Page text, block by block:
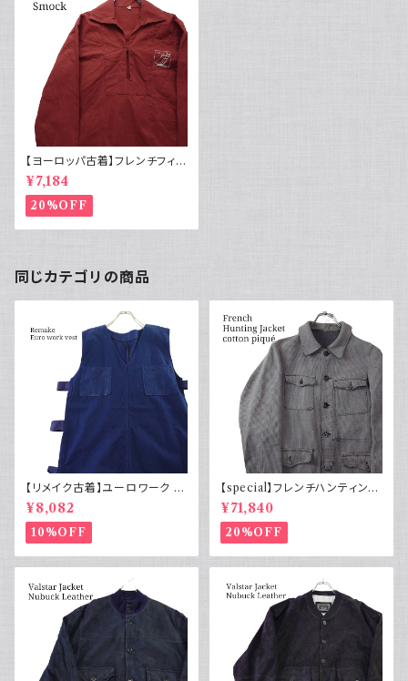
【ヨーロッパ古着】フレンチフィッ
シャーマンスモック プリント プ
ルオーバー
¥7,184
20%OFF
同じカテゴリの商品
【リメイク古着】ユーロワーク ベ
スト フランス軍GAOモチーフ 管
理番号E217
¥8,082
10%OFF
【special】フレンチハンティング
ジャケット コットンピケ 動物ボ
タン50s
¥71,840
20%OFF